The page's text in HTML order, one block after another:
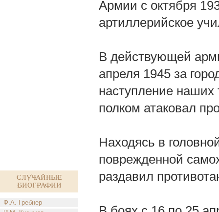
Случайные
биографии
Ф.А. Гребнер
Армии с октября
артиллерийское
В действующей
апреля 1945 за
наступление наших
полком атаковал
Находясь в
поврежденной
раздавил